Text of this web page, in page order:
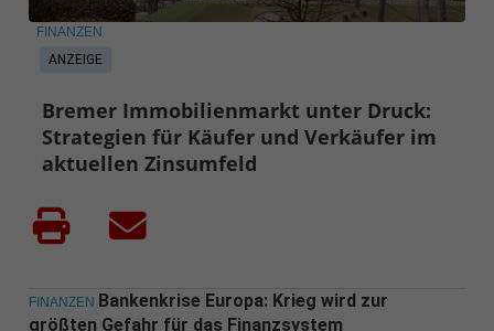
ANZEIGE
FINANZEN
Bremer Immobilienmarkt unter Druck:
Strategien für Käufer und Verkäufer im
aktuellen Zinsumfeld
FINANZEN Bankenkrise Europa: Krieg wird zur
größten Gefahr für das Finanzsystem